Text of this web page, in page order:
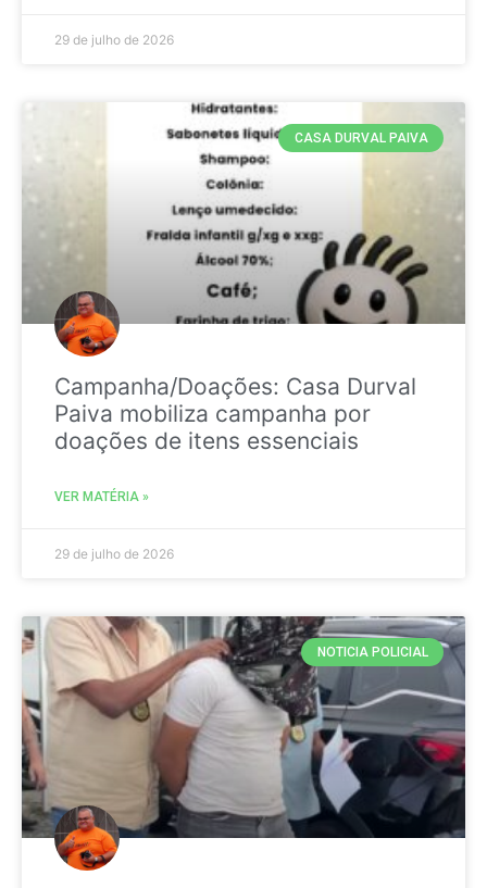
29 de julho de 2026
CASA DURVAL PAIVA
Campanha/Doações: Casa Durval
Paiva mobiliza campanha por
doações de itens essenciais
VER MATÉRIA »
29 de julho de 2026
NOTICIA POLICIAL